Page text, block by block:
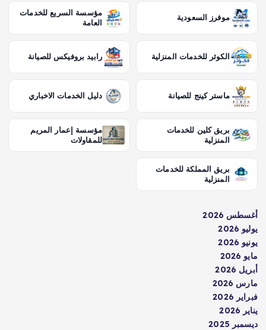
موفرز السعودية
مؤسسة السريع للخدمات
العامة
الكوثر للخدمات المنزلية رابيد بروفيكس للصيانة
ماستر كينج للصيانة دليل الخدمات الاخباري
بريق كلين للخدمات
المنزلية
مؤسسة إعمار المريم
للمقاولات
بريق المملكة للخدمات
المنزلية
أغسطس 2026
يوليو 2026
يونيو 2026
مايو 2026
أبريل 2026
مارس 2026
فبراير 2026
يناير 2026
ديسمبر 2025